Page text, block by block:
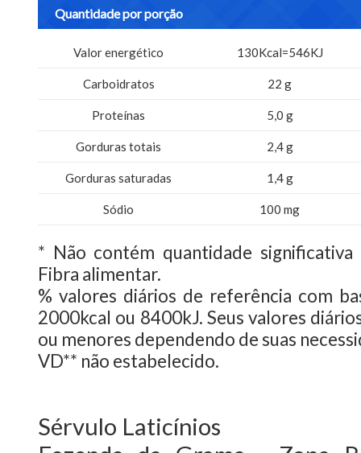
Quantidade por porção
Valor energético 130Kcal=546KJ
Carboidratos 22 g
Proteínas 5,0 g
Gorduras totais 2,4 g
Gorduras saturadas 1,4 g
Sódio 100 mg
* Não contém quantidade
Fibra alimentar.
% valores diários de referência com
2000kcal ou 8400kJ. Seus valores
ou menores dependendo de suas
VD** não estabelecido.
Sérvulo Laticínios